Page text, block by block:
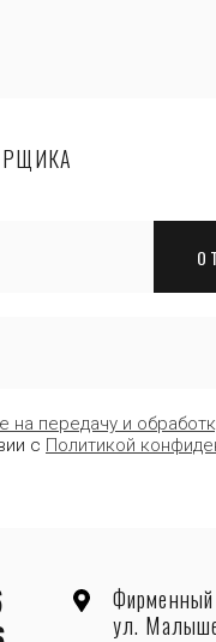
на передачу и
с Политикой
Фирменный
ул.